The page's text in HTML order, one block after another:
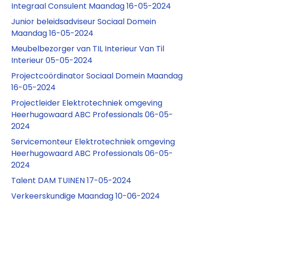
Integraal Consulent Maandag 16-05-2024
Junior beleidsadviseur Sociaal Domein
Maandag 16-05-2024
Meubelbezorger van TIL Interieur Van Til
Interieur 05-05-2024
Projectcoördinator Sociaal Domein Maandag
16-05-2024
Projectleider Elektrotechniek omgeving
Heerhugowaard ABC Professionals 06-05-
2024
Servicemonteur Elektrotechniek omgeving
Heerhugowaard ABC Professionals 06-05-
2024
Talent DAM TUINEN 17-05-2024
Verkeerskundige Maandag 10-06-2024